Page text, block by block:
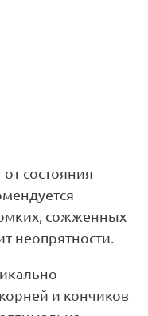
состояния
сожженных
неопрятности.
и кончиков